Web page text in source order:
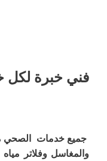
فني خبرة
جميع خدمات الصحي
والمغاسل وفلاتر